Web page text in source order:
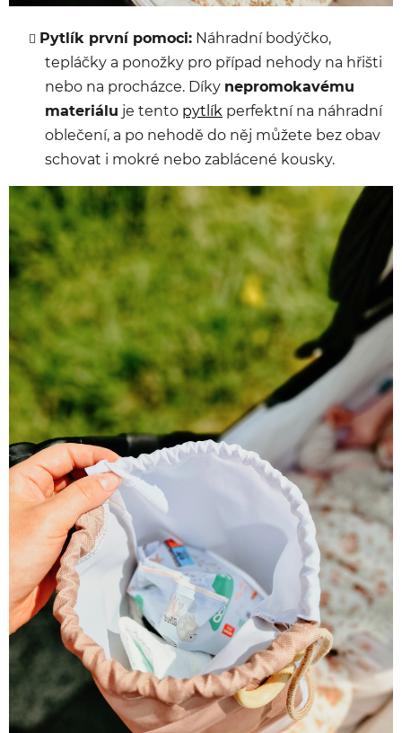
Pytlík první pomoci: Náhradní bodýčko,
tepláčky a ponožky pro případ nehody na hřišti
nebo na procházce. Díky nepromokavému
materiálu je tento pytlík perfektní na náhradní
oblečení, a po nehodě do něj můžete bez obav
schovat i mokré nebo zablácené kousky.